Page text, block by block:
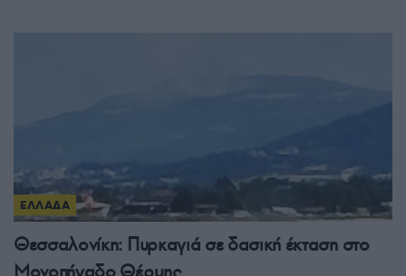
ΕΛΛΑΔΑ
Θεσσαλονίκη: Πυρκαγιά σε δασική έκταση στο